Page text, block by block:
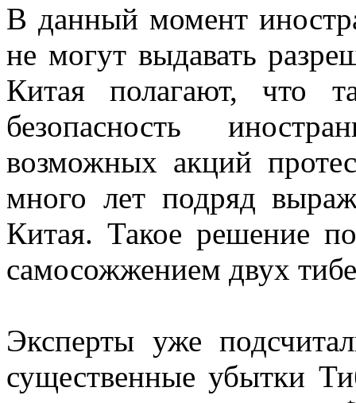
В данный момент
не могут выдавать
Китая полагают, что
безопасность
возможных акций
много лет подряд
Китая. Такое решение
самосожжением двух
Эксперты уже
существенные убытки